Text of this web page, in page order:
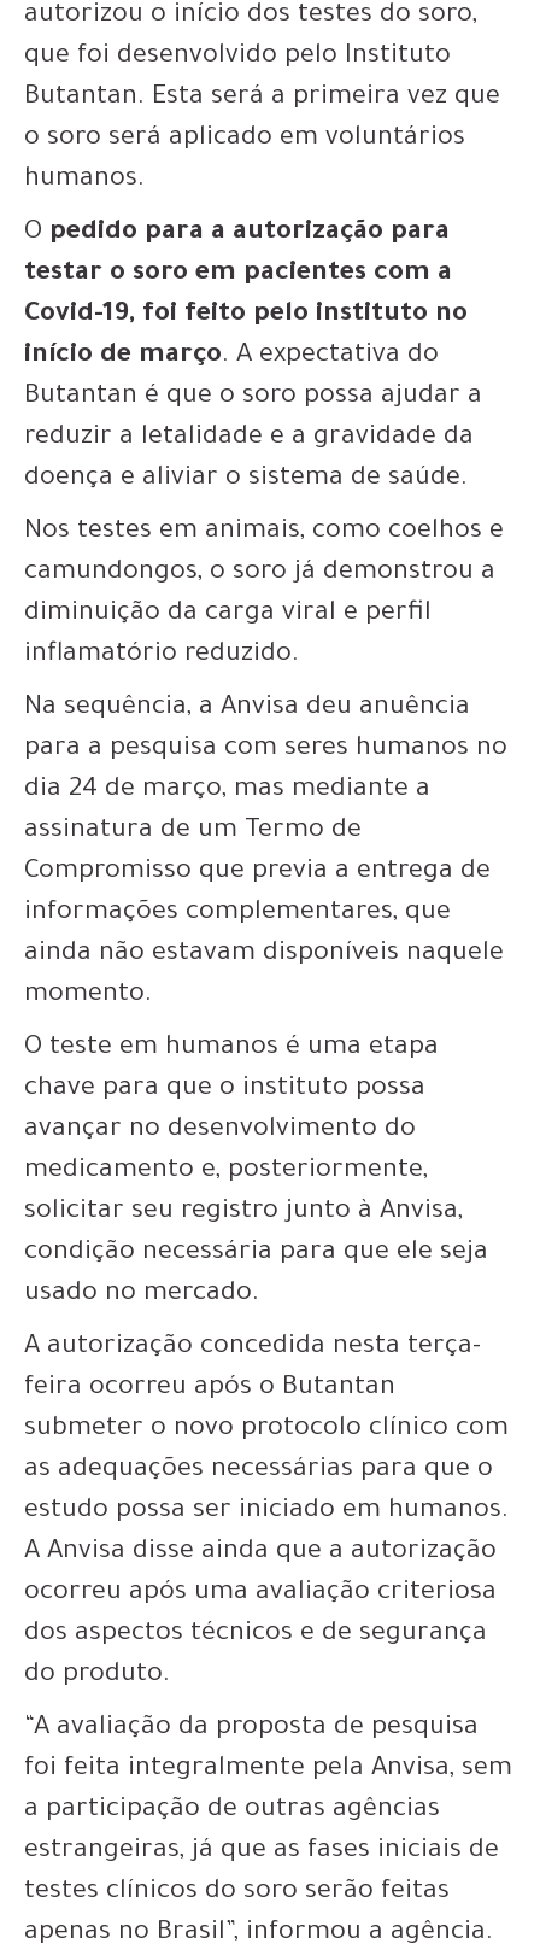
autorizou o início dos testes do soro,
que foi desenvolvido pelo Instituto
Butantan. Esta será a primeira vez que
o soro será aplicado em voluntários
humanos.
O pedido para a autorização para
testar o soro em pacientes com a
Covid-19, foi feito pelo instituto no
início de março. A expectativa do
Butantan é que o soro possa ajudar a
reduzir a letalidade e a gravidade da
doença e aliviar o sistema de saúde.
Nos testes em animais, como coelhos e
camundongos, o soro já demonstrou a
diminuição da carga viral e perfil
inflamatório reduzido.
Na sequência, a Anvisa deu anuência
para a pesquisa com seres humanos no
dia 24 de março, mas mediante a
assinatura de um Termo de
Compromisso que previa a entrega de
informações complementares, que
ainda não estavam disponíveis naquele
momento.
O teste em humanos é uma etapa
chave para que o instituto possa
avançar no desenvolvimento do
medicamento e, posteriormente,
solicitar seu registro junto à Anvisa,
condição necessária para que ele seja
usado no mercado.
A autorização concedida nesta terça-
feira ocorreu após o Butantan
submeter o novo protocolo clínico com
as adequações necessárias para que o
estudo possa ser iniciado em humanos.
A Anvisa disse ainda que a autorização
ocorreu após uma avaliação criteriosa
dos aspectos técnicos e de segurança
do produto.
“A avaliação da proposta de pesquisa
foi feita integralmente pela Anvisa, sem
a participação de outras agências
estrangeiras, já que as fases iniciais de
testes clínicos do soro serão feitas
apenas no Brasil”, informou a agência.